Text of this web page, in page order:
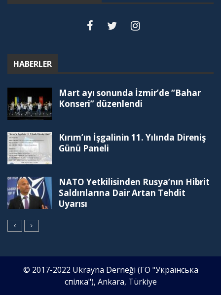
HABERLER
Mart ayı sonunda İzmir’de “Bahar
Konseri” düzenlendi
Kırım’ın İşgalinin 11. Yılında Direniş
Günü Paneli
NATO Yetkilisinden Rusya’nın Hibrit
Saldırılarına Dair Artan Tehdit
Uyarısı
© 2017-2022 Ukrayna Derneği (ГО "Українська
спілка"), Ankara, Türkiye